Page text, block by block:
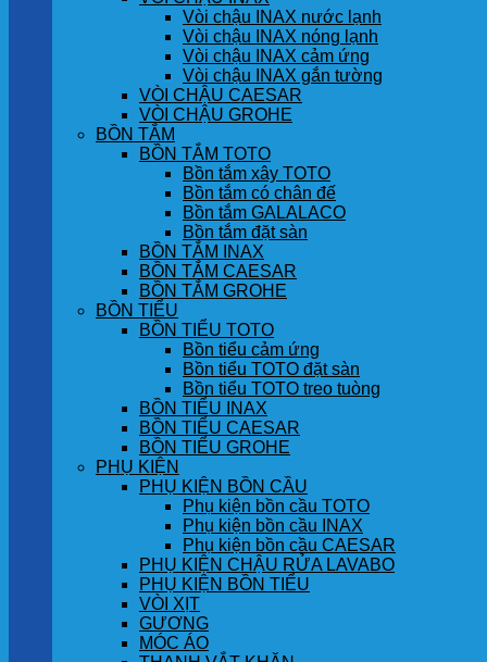
Vòi chậu INAX nước lạnh
Vòi chậu INAX nóng lạnh
Vòi chậu INAX cảm ứng
Vòi chậu INAX gắn tường
VÒI CHẬU CAESAR
VÒI CHẬU GROHE
BỒN TẮM
BỒN TẮM TOTO
Bồn tắm xây TOTO
Bồn tắm có chân đế
Bồn tắm GALALACO
Bồn tắm đặt sàn
BỒN TẮM INAX
BỒN TẮM CAESAR
BỒN TẮM GROHE
BỒN TIỂU
BỒN TIỂU TOTO
Bồn tiểu cảm ứng
Bồn tiểu TOTO đặt sàn
Bồn tiểu TOTO treo tuòng
BỒN TIỂU INAX
BỒN TIỂU CAESAR
BỒN TIỂU GROHE
PHỤ KIỆN
PHỤ KIỆN BỒN CẦU
Phụ kiện bồn cầu TOTO
Phụ kiện bồn cầu INAX
Phụ kiện bồn cầu CAESAR
PHỤ KIỆN CHẬU RỬA LAVABO
PHỤ KIỆN BỒN TIỂU
VÒI XỊT
GƯƠNG
MÓC ÁO